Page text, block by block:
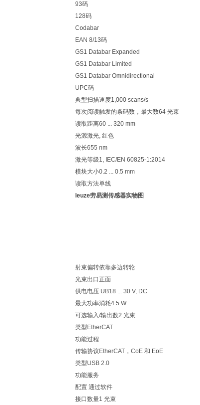
93码
128码
Codabar
EAN 8/13码
GS1 Databar Expanded
GS1 Databar Limited
GS1 Databar Omnidirectional
UPC码
典型扫描速度1,000 scans/s
每次阅读触发的条码数，最大数64 光束
读取距离60 ... 320 mm
光源激光, 红色
波长655 nm
激光等级1, IEC/EN 60825-1:2014
模块大小0.2 ... 0.5 mm
读取方法单线
leuze劳易测传感器实物图
射束偏转依靠多边转轮
光束出口正面
供电电压 UB18 ... 30 V, DC
最大功率消耗4.5 W
可选输入/输出数2 光束
类型 EtherCAT
功能过程
传输协议 EtherCAT，CoE 和 EoE
类型USB 2.0
功能服务
配置 通过软件
接口数量1 光束